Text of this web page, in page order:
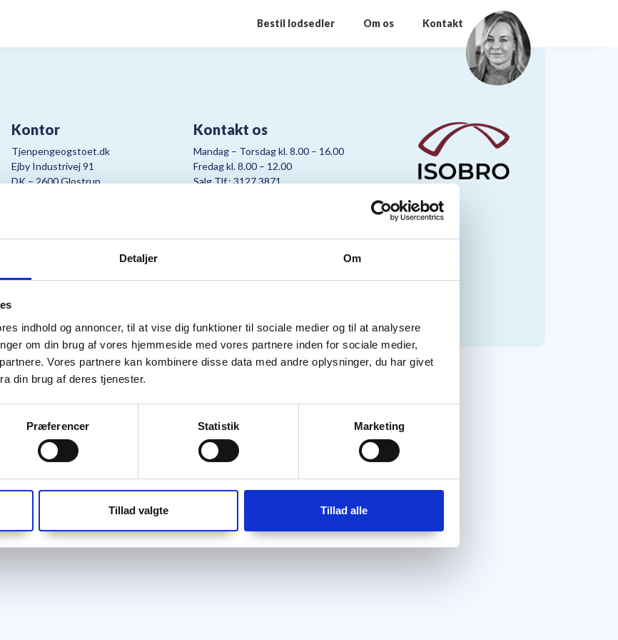
Detaljer Om
indhold og annoncer, til at vise dig funktioner til sociale medier og til at analysere
om din brug af vores hjemmeside med vores partnere inden for sociale medier,
Vores partnere kan kombinere disse data med andre oplysninger, du har givet
din brug af deres tjenester.
Præferencer Statistik Marketing
Tillad valgte Tillad alle
Bestil lodsedler Om os Kontakt
Kontor
Tjenpengeogstoet.dk
Ejby Industrivej 91
DK – 2600 Glostrup
Kontakt os
Mandag – Torsdag kl. 8.00 – 16.00
Fredag kl. 8.00 – 12.00
Salg Tlf.: 3127 3871